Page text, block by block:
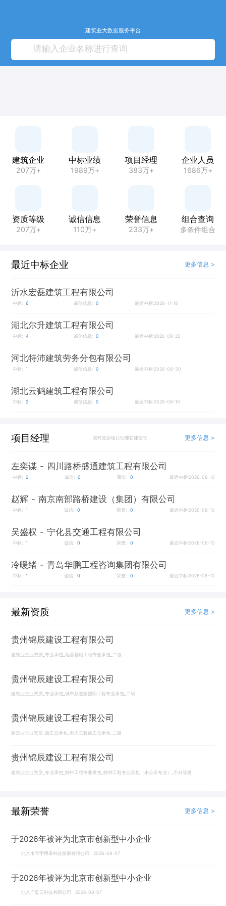
建筑业大数据服务平台
建筑企业
207万+
中标业绩
1989万+
项目经理
383万+
企业人员
1686万+
资质等级
207万+
诚信信息
110万+
荣誉信息
233万+
组合查询
多条件组合
最近中标企业 更多信息 >
沂水宏磊建筑工程有限公司
中标: 6 诚信信息: 0 最近中标:2026-11-18
湖北尔升建筑工程有限公司
中标: 4 诚信信息: 0 最近中标:2026-09-22
河北特沛建筑劳务分包有限公司
中标: 1 诚信信息: 0 最近中标:2026-08-30
湖北云鹤建筑工程有限公司
中标: 2 诚信信息: 0 最近中标:2026-08-10
项目经理 实时更新项目经理在建信息 更多信息 >
左奕谋 - 四川路桥盛通建筑工程有限公司
中标: 2 诚信: 0 荣誉: 0 最近中标:2026-08-10
赵辉 - 南京南部路桥建设（集团）有限公司
中标: 1 诚信: 0 荣誉: 0 最近中标:2026-08-10
吴盛权 - 宁化县交通工程有限公司
中标: 1 诚信: 0 荣誉: 0 最近中标:2026-08-10
冷暖绪 - 青岛华鹏工程咨询集团有限公司
中标: 1 诚信: 0 荣誉: 0 最近中标:2026-08-10
最新资质 更多信息 >
贵州锦辰建设工程有限公司
建筑业企业资质_专业承包_地基基础工程专业承包_二级
贵州锦辰建设工程有限公司
建筑业企业资质_专业承包_城市及道路照明工程专业承包_二级
贵州锦辰建设工程有限公司
建筑业企业资质_施工总承包_电力工程施工总承包_二级
贵州锦辰建设工程有限公司
建筑业企业资质_专业承包_特种工程专业承包_特种工程专业承包（未公示专业）_不分等级
最新荣誉 更多信息 >
于2026年被评为北京市创新型中小企业
北京市华宇博泰科技发展有限公司 2026-08-07
于2026年被评为北京市创新型中小企业
北京广监云科技有限公司 2026-08-07